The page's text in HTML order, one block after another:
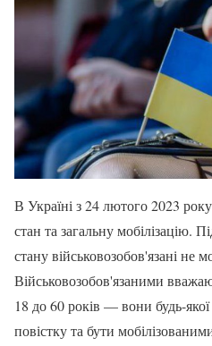
В Україні з 24 лютого 2023
стан та загальну мобілізацію.
стану військовозобов'язані не
Військовозобов'язаними
18 до 60 років — вони будь-
повістку та бути